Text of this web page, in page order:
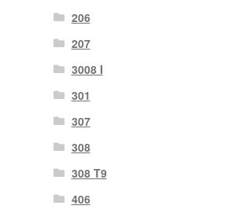
206
207
3008 I
301
307
308
308 T9
406